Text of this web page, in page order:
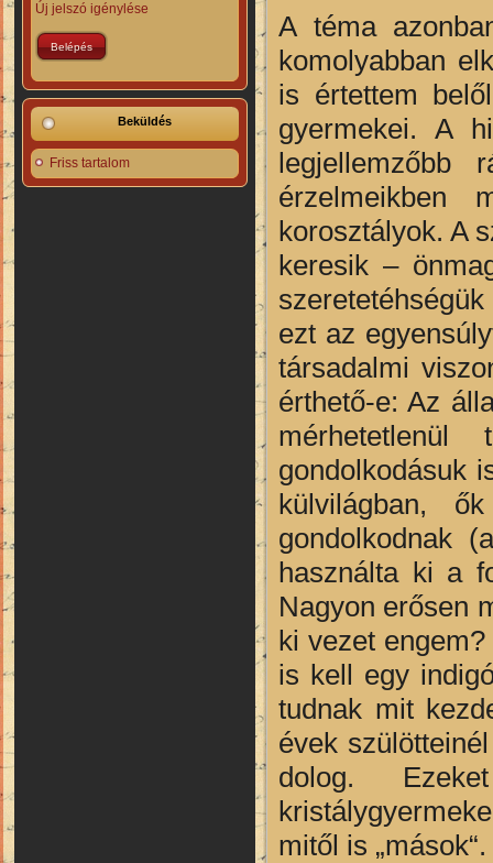
Új jelszó igénylése
Beküldés
Friss tartalom
A téma
komolyabban
is értettem
gyermekei. A
érzelmeikben
korosztályok. A
keresik –
ezt az
társadalmi
érthető-e: Az
gondolkodásuk
külvilágban,
gondolkodnak
használta ki a
Nagyon erősen
ki vezet
is kell egy
tudnak mit
évek
dolog.
mitől is